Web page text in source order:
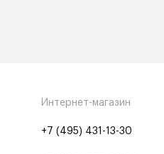
Интернет-магазин
+7 (495) 431-13-30